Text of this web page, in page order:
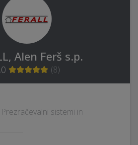
Alen Ferš s.p.
(8)
sistemi in